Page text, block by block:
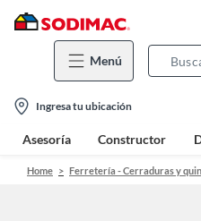
Menú
location-
icon
Ingresa tu ubicación
Asesoría Constructor
Home Ferretería - Cerraduras y